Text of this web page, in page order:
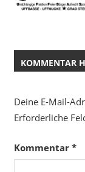
KOMMENTAR
Deine E-Mail-
Erforderliche
Kommentar *